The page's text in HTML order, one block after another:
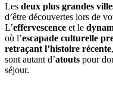
Les deux plus grandes
d’être découvertes lors de
L’effervescence et le
où l’escapade culturelle
retraçant l’histoire récente
sont autant d’atouts pour
séjour.